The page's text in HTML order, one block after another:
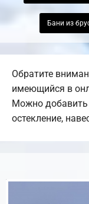
Бани из
Обратите
имеющийся в
Можно добавить
остекление,